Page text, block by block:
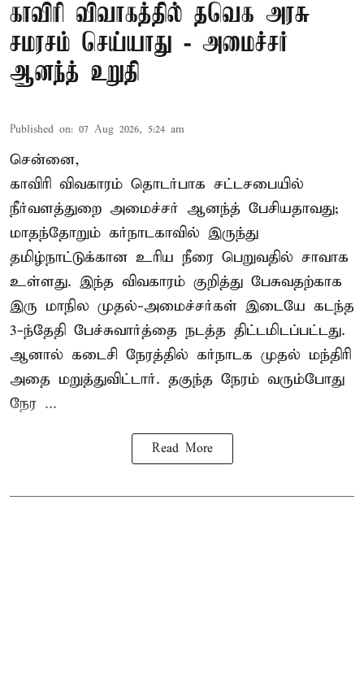
காவிரி விவாகத்தில் தவெக அரசு
சமரசம் செய்யாது - அமைச்சர்
ஆனந்த் உறுதி
Published on: 07 Aug 2026, 5:24 am
சென்னை,
காவிரி விவகாரம் தொடர்பாக சட்டசபையில்
நீர்வளத்துறை அமைச்சர் ஆனந்த் பேசியதாவது;
மாதந்தோறும் கர்நாடகாவில் இருந்து
தமிழ்நாட்டுக்கான உரிய நீரை பெறுவதில் சாவாக
உள்ளது. இந்த விவகாரம் குறித்து பேசுவதற்காக
இரு மாநில முதல்-அமைச்சர்கள் இடையே கடந்த
3-ந்தேதி பேச்சுவார்த்தை நடத்த திட்டமிடப்பட்டது.
ஆனால் கடைசி நேரத்தில் கர்நாடக முதல் மந்திரி
அதை மறுத்துவிட்டார். தகுந்த நேரம் வரும்போது
நேர ...
Read More